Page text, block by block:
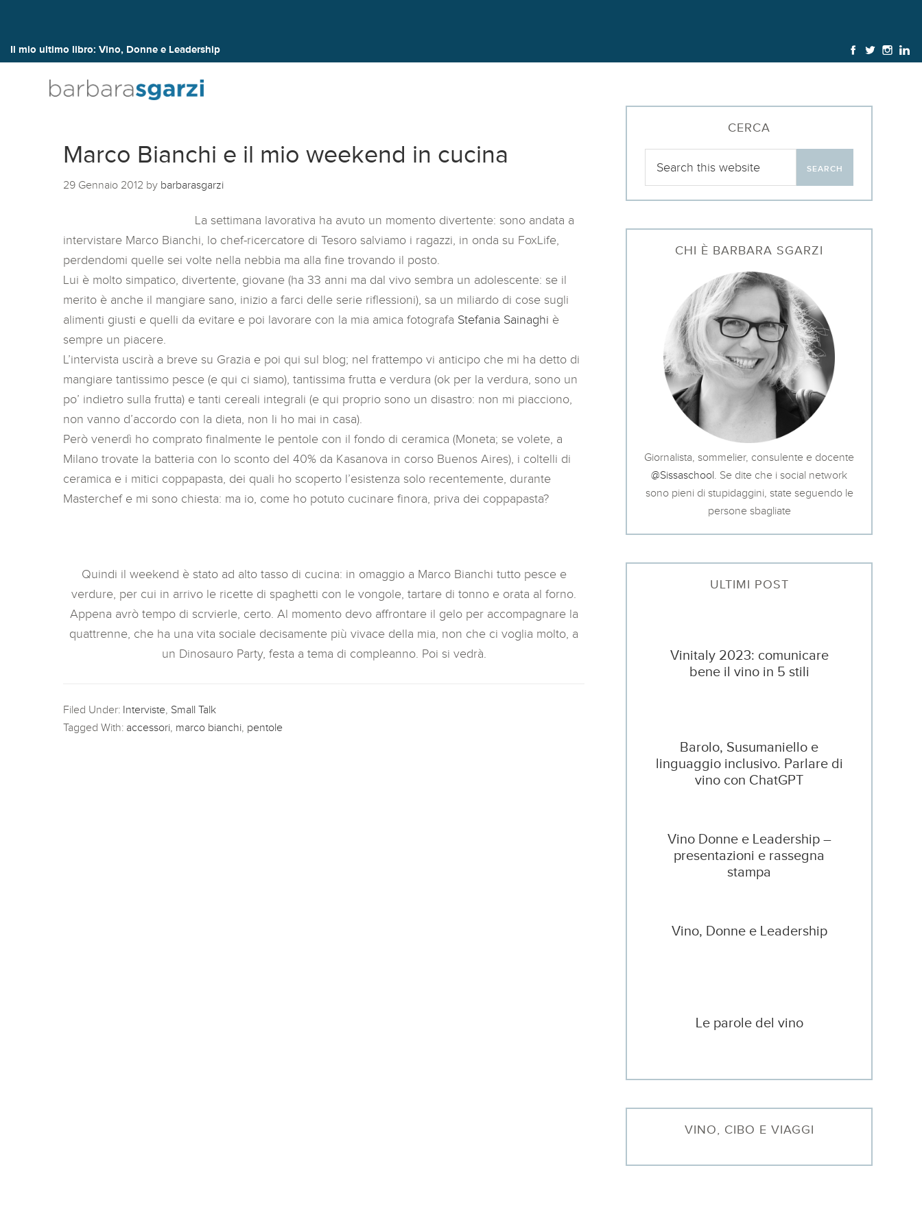
Il mio ultimo libro: Vino, Donne e Leadership
Marco Bianchi e il mio weekend in cucina
29 Gennaio 2012 by barbarasgarzi
La settimana lavorativa ha avuto un momento divertente: sono andata a
intervistare Marco Bianchi, lo chef-ricercatore di Tesoro salviamo i ragazzi, in onda su FoxLife,
perdendomi quelle sei volte nella nebbia ma alla fine trovando il posto.
Lui è molto simpatico, divertente, giovane (ha 33 anni ma dal vivo sembra un adolescente: se il
merito è anche il mangiare sano, inizio a farci delle serie riflessioni), sa un miliardo di cose sugli
alimenti giusti e quelli da evitare e poi lavorare con la mia amica fotografa Stefania Sainaghi è
sempre un piacere.
L’intervista uscirà a breve su Grazia e poi qui sul blog; nel frattempo vi anticipo che mi ha detto di
mangiare tantissimo pesce (e qui ci siamo), tantissima frutta e verdura (ok per la verdura, sono un
po’ indietro sulla frutta) e tanti cereali integrali (e qui proprio sono un disastro: non mi piacciono,
non vanno d’accordo con la dieta, non li ho mai in casa).
Però venerdì ho comprato finalmente le pentole con il fondo di ceramica (Moneta; se volete, a
Milano trovate la batteria con lo sconto del 40% da Kasanova in corso Buenos Aires), i coltelli di
ceramica e i mitici coppapasta, dei quali ho scoperto l’esistenza solo recentemente, durante
Masterchef e mi sono chiesta: ma io, come ho potuto cucinare finora, priva dei coppapasta?
Quindi il weekend è stato ad alto tasso di cucina: in omaggio a Marco Bianchi tutto pesce e
verdure, per cui in arrivo le ricette di spaghetti con le vongole, tartare di tonno e orata al forno.
Appena avrò tempo di scrvierle, certo. Al momento devo affrontare il gelo per accompagnare la
quattrenne, che ha una vita sociale decisamente più vivace della mia, non che ci voglia molto, a
un Dinosauro Party, festa a tema di compleanno. Poi si vedrà.
Filed Under: Interviste Small Talk
Tagged With: accessori marco bianchi pentole
CERCA
CHI È BARBARA SGARZI
Giornalista, sommelier, consulente e docente
@Sissaschool . Se dite che i social network
sono pieni di stupidaggini, state seguendo le
persone sbagliate
ULTIMI POST
Vinitaly 2023: comunicare
bene il vino in 5 stili
Barolo, Susumaniello e
linguaggio inclusivo. Parlare di
vino con ChatGPT
Vino Donne e Leadership –
presentazioni e rassegna
stampa
Vino, Donne e Leadership
Le parole del vino
VINO, CIBO E VIAGGI